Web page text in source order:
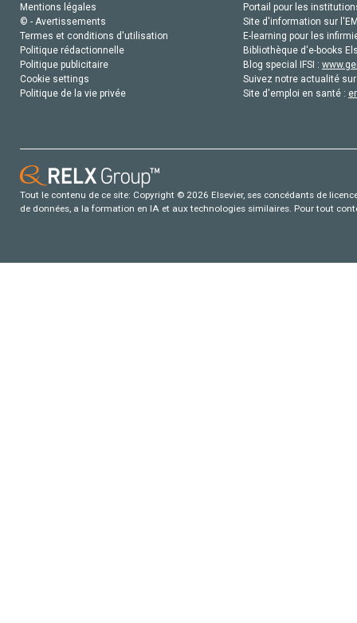
Mentions légales
© - Avertissements
Termes et conditions d'utilisation
Politique rédactionnelle
Politique publicitaire
Cookie settings
Politique de la vie privée
Portail pour les
Site d'information sur
E-learning pour les
Bibliothèque d'e-books
Blog special IFSI :
Suivez notre actualité
Site d'emploi en santé :
Tout le contenu de ce site: Copyright © 2026 Elsevier, ses concédants de
de données, a la formation en IA et aux technologies similaires. Pour tout